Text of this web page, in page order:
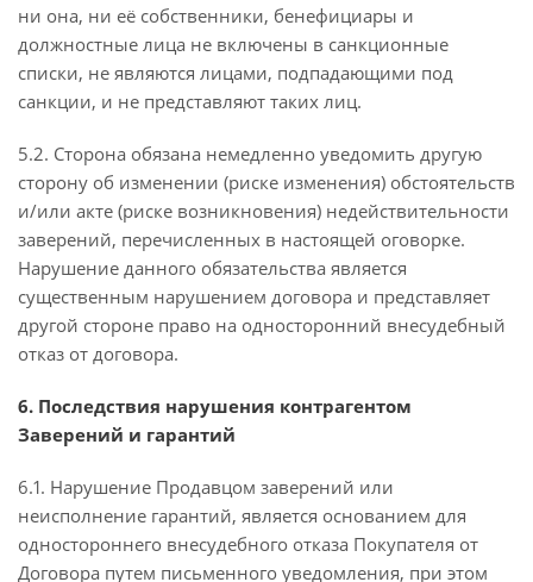
ни она, ни её собственники, бенефициары и
должностные лица не включены в санкционные
списки, не являются лицами, подпадающими под
санкции, и не представляют таких лиц.
5.2. Сторона обязана немедленно уведомить другую
сторону об изменении (риске изменения) обстоятельств
и/или акте (риске возникновения) недействительности
заверений, перечисленных в настоящей оговорке.
Нарушение данного обязательства является
существенным нарушением договора и представляет
другой стороне право на односторонний внесудебный
отказ от договора.
6. Последствия нарушения контрагентом
Заверений и гарантий
6.1. Нарушение Продавцом заверений или
неисполнение гарантий, является основанием для
одностороннего внесудебного отказа Покупателя от
Договора путем письменного уведомления, при этом